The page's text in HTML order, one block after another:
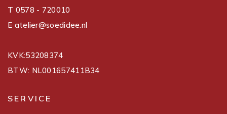
T 0578 - 720010
E atelier@soedidee.nl
KVK:53208374
BTW: NL001657411B34
SERVICE